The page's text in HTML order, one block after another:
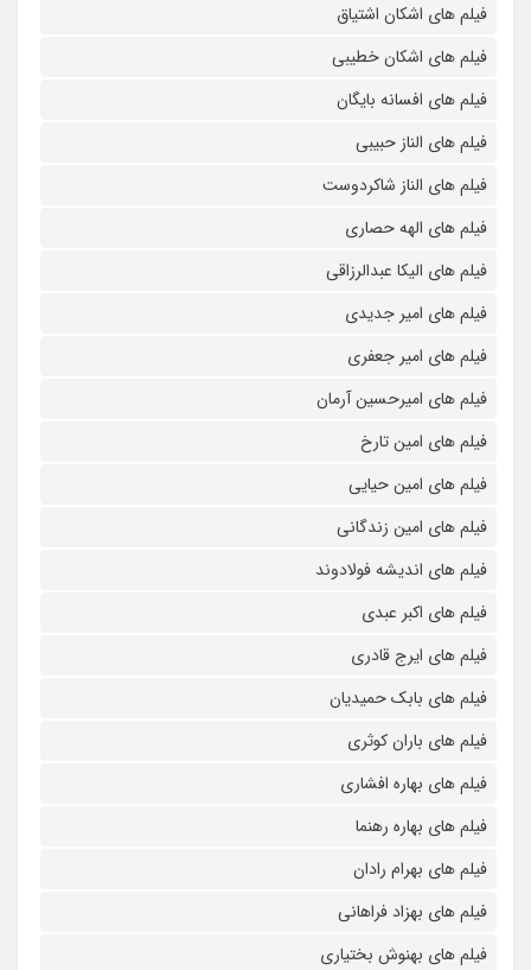
فیلم های اشکان اشتیاق
فیلم های اشکان خطیبی
فیلم های افسانه بایگان
فیلم های الناز حبیبی
فیلم های الناز شاکردوست
فیلم های الهه حصاری
فیلم های الیکا عبدالرزاقی
فیلم های امیر جدیدی
فیلم های امیر جعفری
فیلم های امیرحسین آرمان
فیلم های امین تارخ
فیلم های امین حیایی
فیلم های امین زندگانی
فیلم های اندیشه فولادوند
فیلم های اکبر عبدی
فیلم های ایرج قادری
فیلم های بابک حمیدیان
فیلم های باران کوثری
فیلم های بهاره افشاری
فیلم های بهاره رهنما
فیلم های بهرام رادان
فیلم های بهزاد فراهانی
فیلم های بهنوش بختیاری